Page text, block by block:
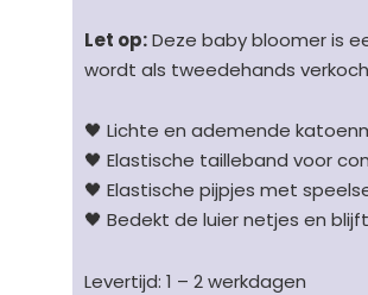
maat
68
Let op:Deze baby bloomer is
wordt als tweedehands
🖤 Lichte en ademende
🖤 Elastische tailleband voor
🖤 Elastische pijpjes met
🖤 Bedekt de luier netjes en
Levertijd: 1 – 2 werkdagen